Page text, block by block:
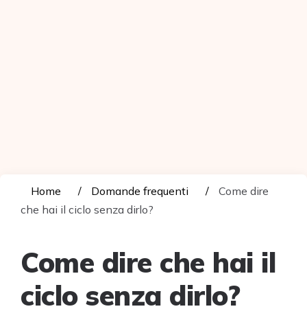
Home Domande frequenti
Come dire
che hai il ciclo senza dirlo?
Come dire che hai il
ciclo senza dirlo?